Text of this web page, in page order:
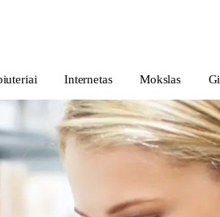
Internetas Mokslas